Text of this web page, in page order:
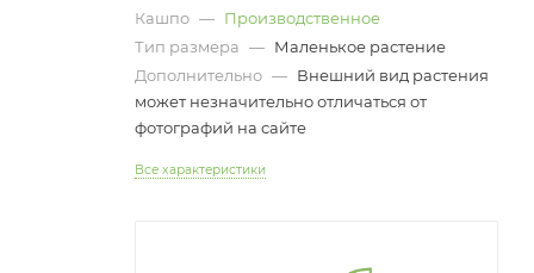
Кашпо — Производственное
Тип размера — Маленькое растение
Дополнительно — Внешний вид растения
может незначительно отличаться от
фотографий на сайте
Все характеристики